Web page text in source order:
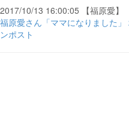
2017/10/13 16:00:05 【福原愛】
福原愛さん「ママになりました
ンポスト